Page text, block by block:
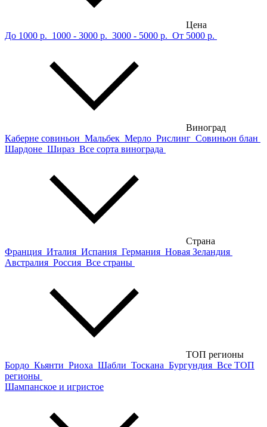
Цена
До 1000 р. 1000 - 3000 р. 3000 - 5000 р. От 5000 р.
Виноград
Каберне совиньон Мальбек Мерло Рислинг Совиньон блан
Шардоне Шираз Все сорта винограда
Страна
Франция Италия Испания Германия Новая Зеландия
Австралия Россия Все страны
ТОП регионы
Бордо Кьянти Риоха Шабли Тоскана Бургундия Все ТОП
регионы
Шампанское и игристое